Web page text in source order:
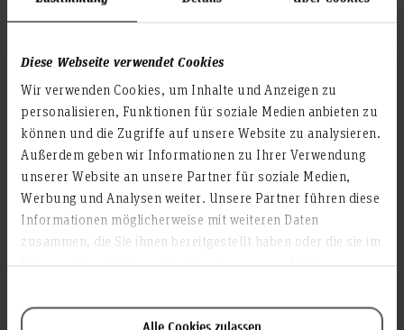
Diese Webseite verwendet Cookies
Wir verwenden Cookies, um Inhalte und Anzeigen zu
personalisieren, Funktionen für soziale Medien anbieten zu
können und die Zugriffe auf unsere Website zu analysieren.
Außerdem geben wir Informationen zu Ihrer Verwendung
unserer Website an unsere Partner für soziale Medien,
Werbung und Analysen weiter. Unsere Partner führen diese
Informationen möglicherweise mit weiteren Daten
zusammen, die Sie ihnen bereitgestellt haben oder die sie im
Event Education Symposium 2026 - 11. Juni 2026 -
Hochschule Hannover
Call for Papers veröffentlicht!
Mastering Complexity – Komplexität in der
Veranstaltungswirtschaft verstehen und beherrschen
Transformation und künstliche Intelligenz, Diversität